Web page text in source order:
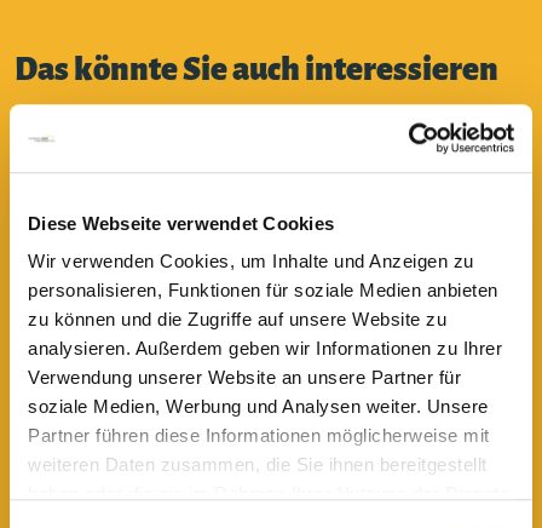
Diese Webseite verwendet Cookies
Wir verwenden Cookies, um Inhalte und Anzeigen zu
personalisieren, Funktionen für soziale Medien anbieten
zu können und die Zugriffe auf unsere Website zu
analysieren. Außerdem geben wir Informationen zu Ihrer
Verwendung unserer Website an unsere Partner für
soziale Medien, Werbung und Analysen weiter. Unsere
Partner führen diese Informationen möglicherweise mit
weiteren Daten zusammen, die Sie ihnen bereitgestellt
Das könnte Sie auch interessieren
Abgehorcht
Abgehorcht (10): Im Zick-Zack um die
Aerosolwolken